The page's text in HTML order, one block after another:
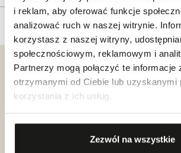
i reklam, aby oferować funkcje
analizować ruch w naszej witrynie.
korzystasz z naszej witryny,
społecznościowym, reklamowym i
Partnerzy mogą połączyć te informacje
otrzymanymi od Ciebie lub uzyskanymi
korzystania z ich usług.
Zezwól na wszystkie
Klub dla
Przyjaciół
W.KRUK